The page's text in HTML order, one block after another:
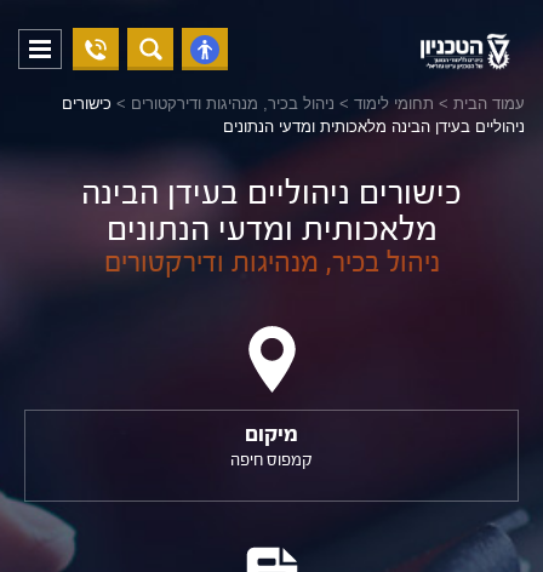
פתח
נגישות
04-
8294228
פתח
עמוד הבית > תחומי לימוד > ניהול בכיר, מנהיגות ודירקטורים > כישורים
ניהוליים בעידן הבינה מלאכותית ומדעי הנתונים
כישורים ניהוליים בעידן הבינה
מלאכותית ומדעי הנתונים
ניהול בכיר, מנהיגות ודירקטורים
מיקום
קמפוס חיפה